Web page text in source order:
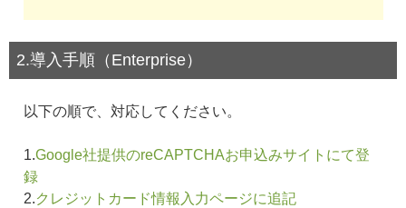
2.導入手順（Enterprise）
以下の順で、対応してください。
1.Google社提供のreCAPTCHAお申込みサイトにて登
録
2.クレジットカード情報入力ページに追記